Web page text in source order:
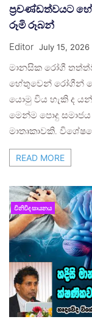
ප්‍රචණ්ඩත්වයට
රූමි රූබන්
Editor July 15, 2026
මානසික රෝගී
හේතුවෙන් රෝගීන්
යොමු විය හැකි ද
මෙන්ම පොදු
මාතෘකාවකි.
READ MORE
විනිවිද සායනය